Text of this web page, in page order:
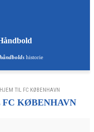
historie
TIL FC KØBENHAVN
KØBENHAVN